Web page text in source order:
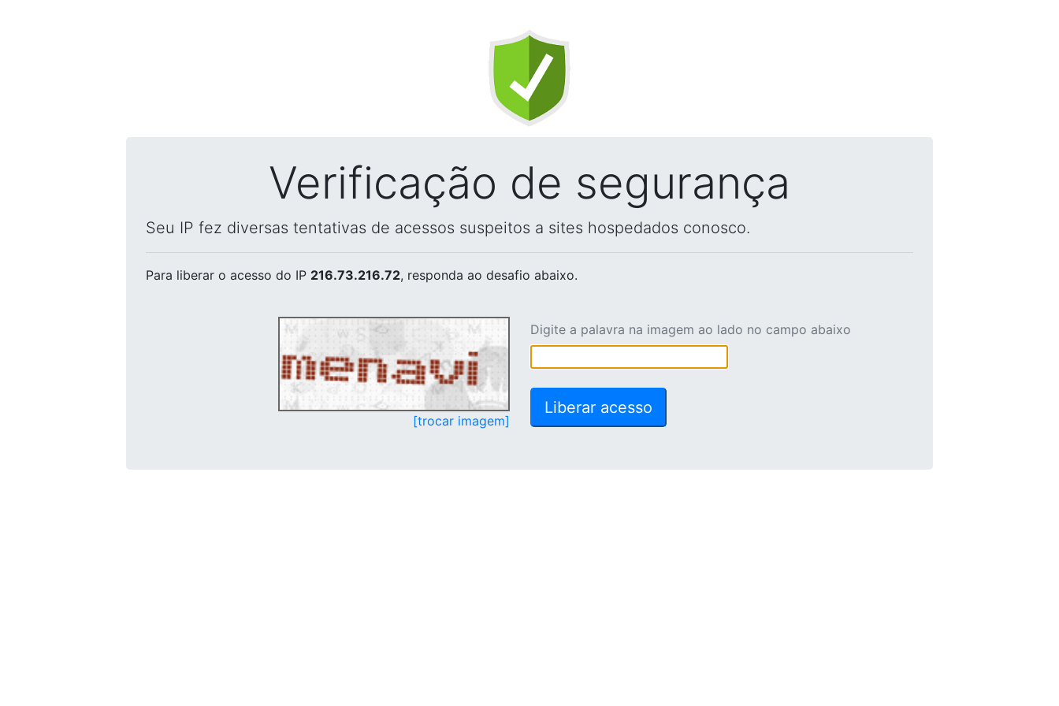
Verificação de segurança
Seu IP fez diversas tentativas de acessos suspeitos a sites hospedados conosco.
Para liberar o acesso do IP 216.73.216.72, responda ao desafio abaixo.
[trocar imagem]
Digite a palavra na imagem ao lado no campo abaixo